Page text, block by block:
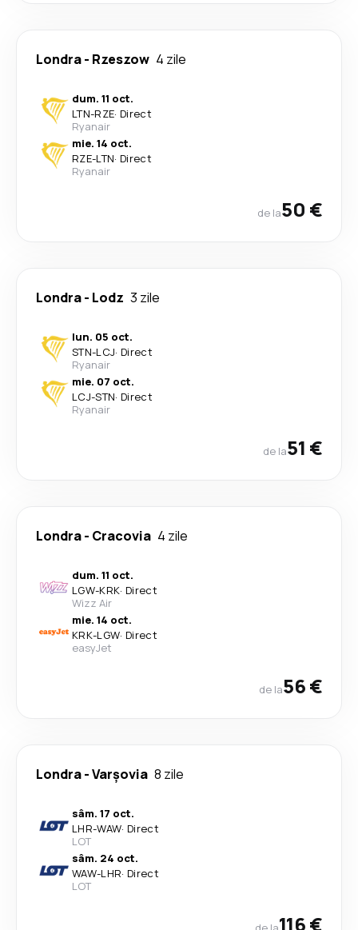
Londra- Rzeszow 4 zile
dum. 11 oct.
LTN-RZE· Direct
Ryanair
mie. 14 oct.
RZE-LTN· Direct
Ryanair
de la50 €
Londra- Lodz 3 zile
lun. 05 oct.
STN-LCJ· Direct
Ryanair
mie. 07 oct.
LCJ-STN· Direct
Ryanair
de la51 €
Londra- Cracovia 4 zile
dum. 11 oct.
LGW-KRK· Direct
Wizz Air
mie. 14 oct.
KRK-LGW· Direct
easyJet
de la56 €
Londra-Varşovia 8 zile
sâm. 17 oct.
LHR-WAW· Direct
LOT
sâm. 24 oct.
WAW-LHR· Direct
LOT
116 €